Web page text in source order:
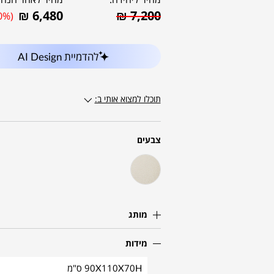
₪7,200
₪ 6,480
להדמיית AI Design
תוכלו למצוא אותי ב:
צבעים
מותג
מידות
90X110X70H ס"מ